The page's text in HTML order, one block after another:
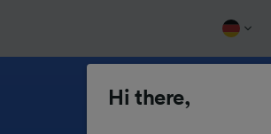
Hi there,